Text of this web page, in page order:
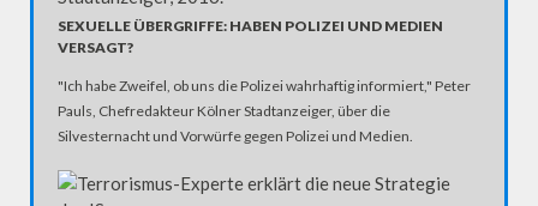
SEXUELLE ÜBERGRIFFE: HABEN POLIZEI UND MEDIEN
VERSAGT?
"Ich habe Zweifel, ob uns die Polizei wahrhaftig informiert," Peter
Pauls, Chefredakteur Kölner Stadtanzeiger, über die
Silvesternacht und Vorwürfe gegen Polizei und Medien.